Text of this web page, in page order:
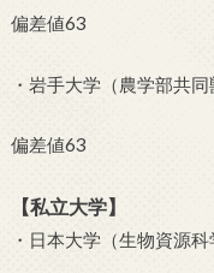
偏差値63
・岩手大学（農学部共
偏差値63
【私立大学】
・日本大学（生物資源